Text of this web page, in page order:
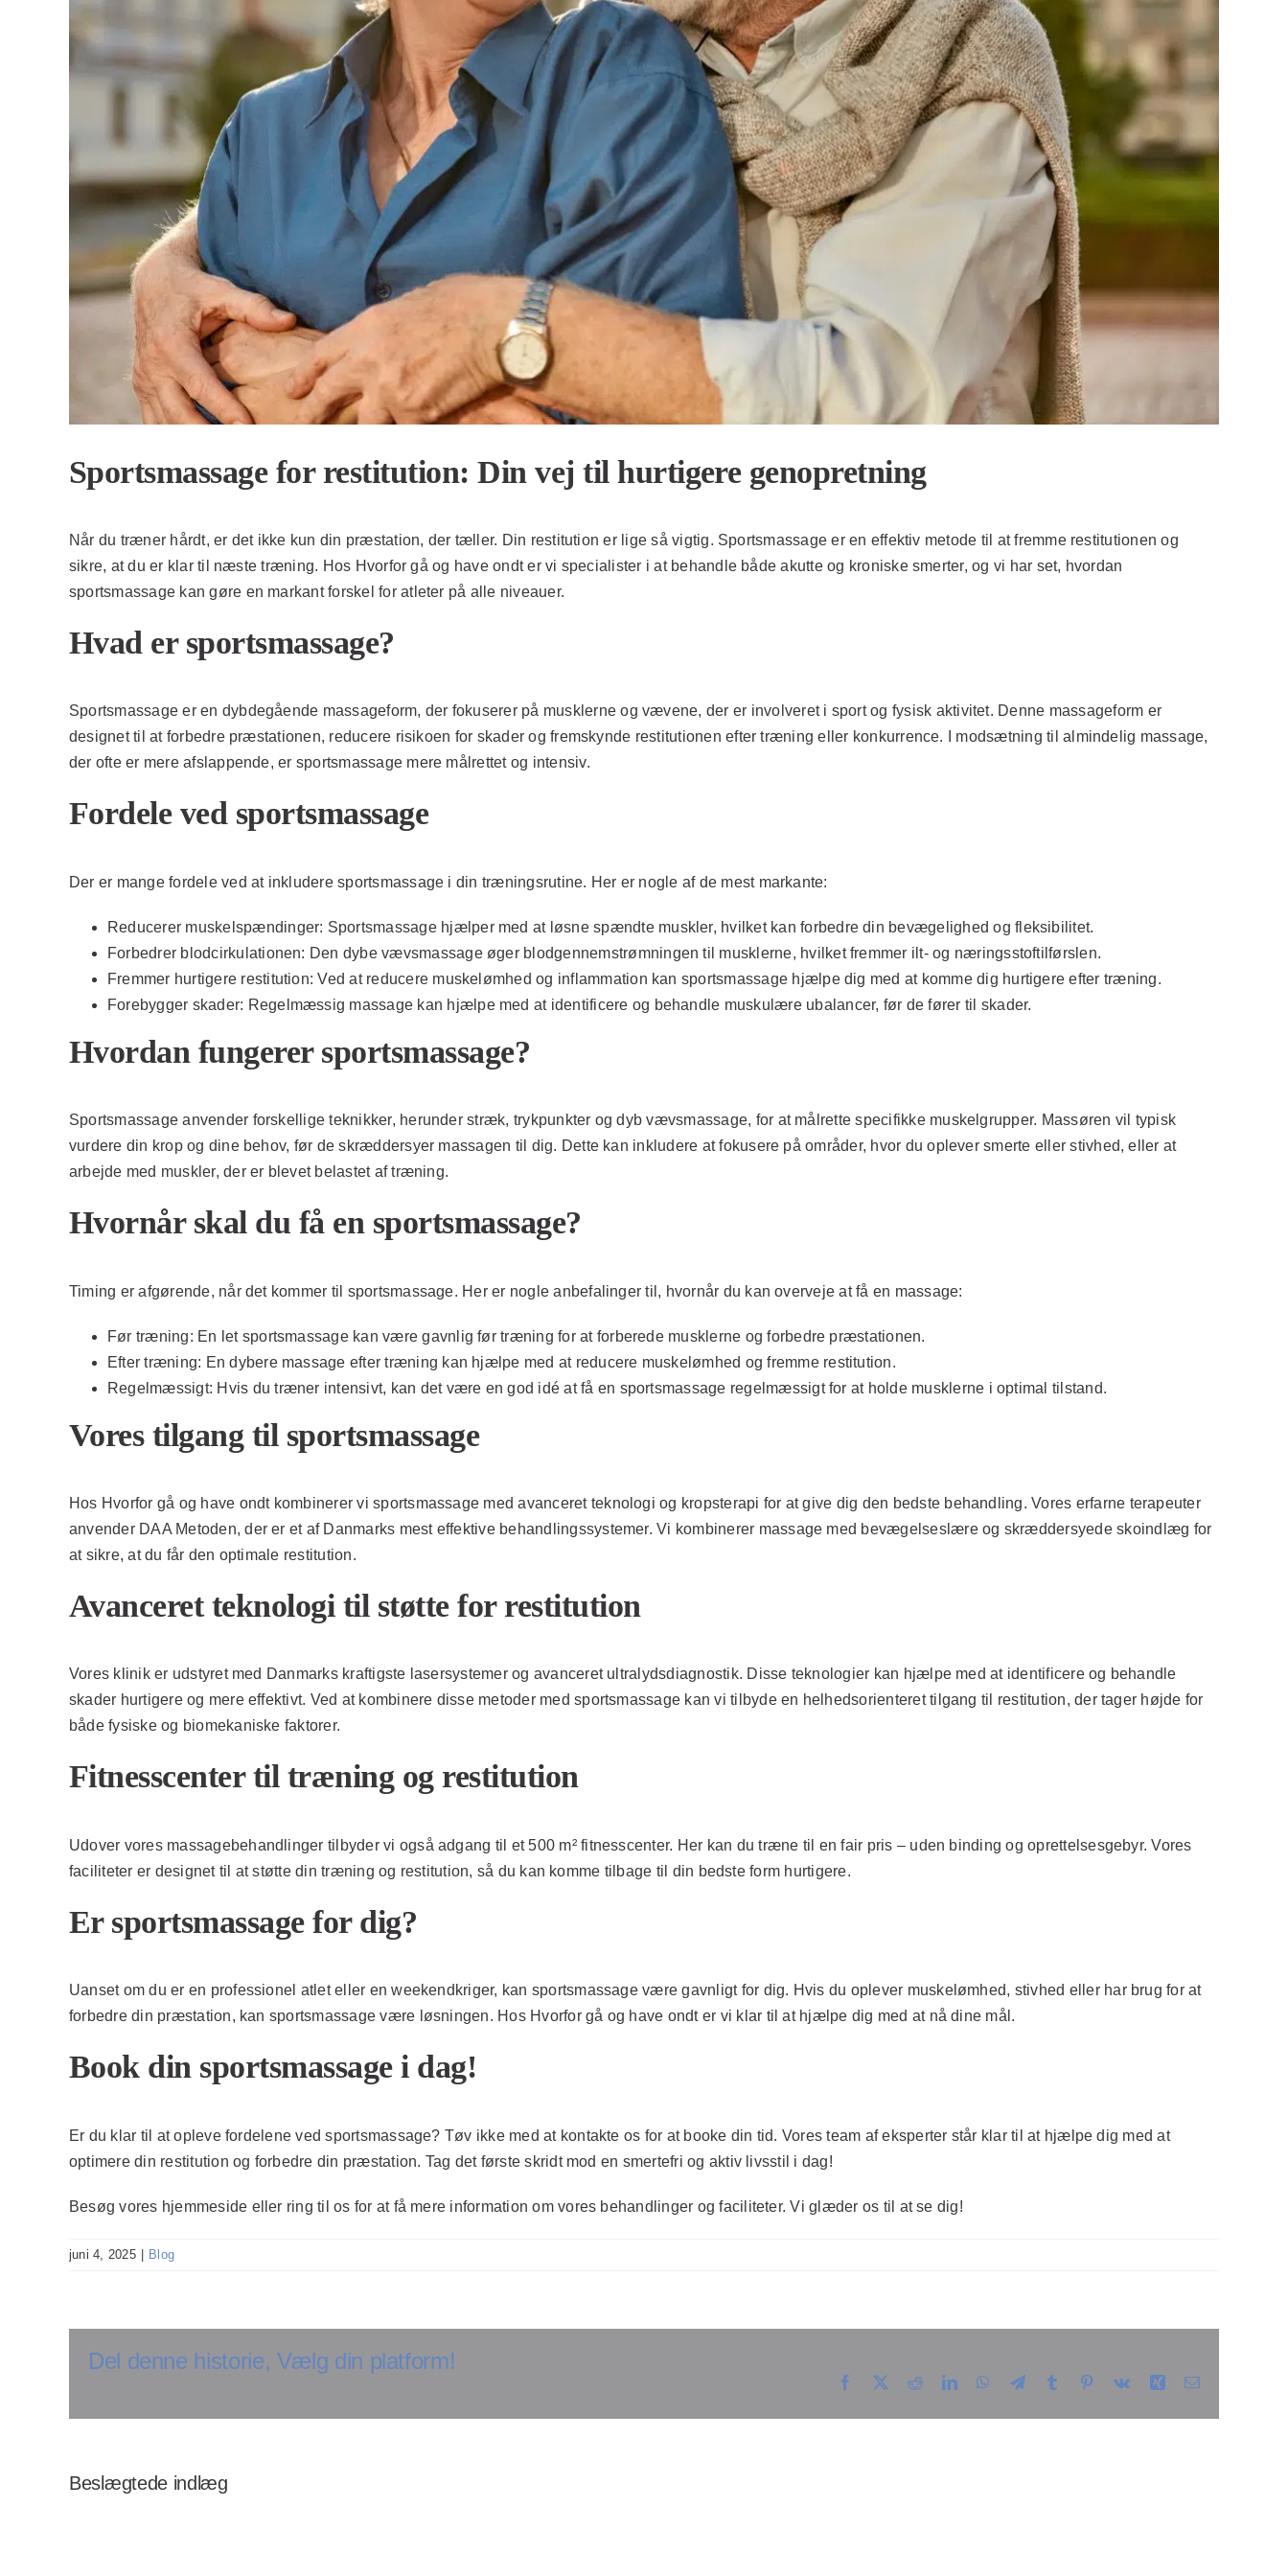
Sportsmassage for restitution: Din vej til hurtigere genopretning
Når du træner hårdt, er det ikke kun din præstation, der tæller. Din restitution er lige så vigtig. Sportsmassage er en effektiv metode til at fremme restitutionen og
sikre, at du er klar til næste træning. Hos Hvorfor gå og have ondt er vi specialister i at behandle både akutte og kroniske smerter, og vi har set, hvordan
sportsmassage kan gøre en markant forskel for atleter på alle niveauer.
Hvad er sportsmassage?
Sportsmassage er en dybdegående massageform, der fokuserer på musklerne og vævene, der er involveret i sport og fysisk aktivitet. Denne massageform er
designet til at forbedre præstationen, reducere risikoen for skader og fremskynde restitutionen efter træning eller konkurrence. I modsætning til almindelig massage,
der ofte er mere afslappende, er sportsmassage mere målrettet og intensiv.
Fordele ved sportsmassage
Der er mange fordele ved at inkludere sportsmassage i din træningsrutine. Her er nogle af de mest markante:
Reducerer muskelspændinger: Sportsmassage hjælper med at løsne spændte muskler, hvilket kan forbedre din bevægelighed og fleksibilitet.
Forbedrer blodcirkulationen: Den dybe vævsmassage øger blodgennemstrømningen til musklerne, hvilket fremmer ilt- og næringsstoftilførslen.
Fremmer hurtigere restitution: Ved at reducere muskelømhed og inflammation kan sportsmassage hjælpe dig med at komme dig hurtigere efter træning.
Forebygger skader: Regelmæssig massage kan hjælpe med at identificere og behandle muskulære ubalancer, før de fører til skader.
Hvordan fungerer sportsmassage?
Sportsmassage anvender forskellige teknikker, herunder stræk, trykpunkter og dyb vævsmassage, for at målrette specifikke muskelgrupper. Massøren vil typisk
vurdere din krop og dine behov, før de skræddersyer massagen til dig. Dette kan inkludere at fokusere på områder, hvor du oplever smerte eller stivhed, eller at
arbejde med muskler, der er blevet belastet af træning.
Hvornår skal du få en sportsmassage?
Timing er afgørende, når det kommer til sportsmassage. Her er nogle anbefalinger til, hvornår du kan overveje at få en massage:
Før træning: En let sportsmassage kan være gavnlig før træning for at forberede musklerne og forbedre præstationen.
Efter træning: En dybere massage efter træning kan hjælpe med at reducere muskelømhed og fremme restitution.
Regelmæssigt: Hvis du træner intensivt, kan det være en god idé at få en sportsmassage regelmæssigt for at holde musklerne i optimal tilstand.
Vores tilgang til sportsmassage
Hos Hvorfor gå og have ondt kombinerer vi sportsmassage med avanceret teknologi og kropsterapi for at give dig den bedste behandling. Vores erfarne terapeuter
anvender DAA Metoden, der er et af Danmarks mest effektive behandlingssystemer. Vi kombinerer massage med bevægelseslære og skræddersyede skoindlæg for
at sikre, at du får den optimale restitution.
Avanceret teknologi til støtte for restitution
Vores klinik er udstyret med Danmarks kraftigste lasersystemer og avanceret ultralydsdiagnostik. Disse teknologier kan hjælpe med at identificere og behandle
skader hurtigere og mere effektivt. Ved at kombinere disse metoder med sportsmassage kan vi tilbyde en helhedsorienteret tilgang til restitution, der tager højde for
både fysiske og biomekaniske faktorer.
Fitnesscenter til træning og restitution
Udover vores massagebehandlinger tilbyder vi også adgang til et 500 m² fitnesscenter. Her kan du træne til en fair pris – uden binding og oprettelsesgebyr. Vores
faciliteter er designet til at støtte din træning og restitution, så du kan komme tilbage til din bedste form hurtigere.
Er sportsmassage for dig?
Uanset om du er en professionel atlet eller en weekendkriger, kan sportsmassage være gavnligt for dig. Hvis du oplever muskelømhed, stivhed eller har brug for at
forbedre din præstation, kan sportsmassage være løsningen. Hos Hvorfor gå og have ondt er vi klar til at hjælpe dig med at nå dine mål.
Book din sportsmassage i dag!
Er du klar til at opleve fordelene ved sportsmassage? Tøv ikke med at kontakte os for at booke din tid. Vores team af eksperter står klar til at hjælpe dig med at
optimere din restitution og forbedre din præstation. Tag det første skridt mod en smertefri og aktiv livsstil i dag!
Besøg vores hjemmeside eller ring til os for at få mere information om vores behandlinger og faciliteter. Vi glæder os til at se dig!
juni 4, 2025 | Blog
Del denne historie, Vælg din platform!
Facebook RedditLinkedInWhatsApp
TelegramTumblr Pinterest
Vk Xing E-
Beslægtede indlæg